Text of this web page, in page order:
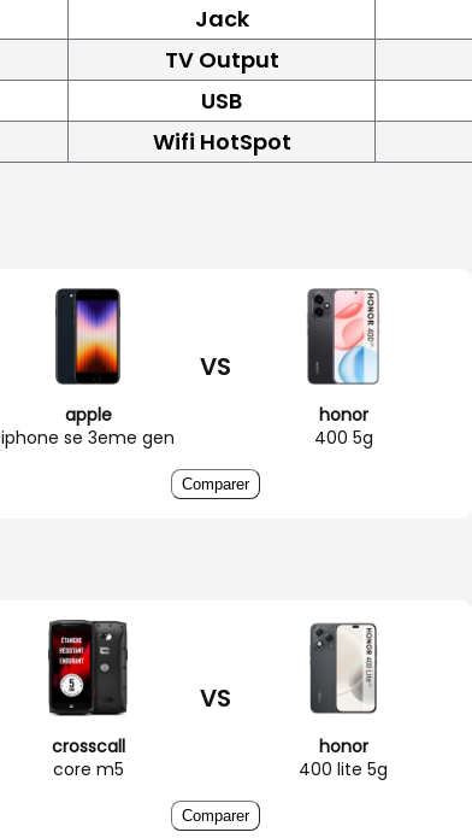
Jack
TV Output
USB
Wifi HotSpot
apple
iphone se 3eme gen
VS
honor
400 5g
Comparer
crosscall
core m5
VS
honor
400 lite 5g
Comparer